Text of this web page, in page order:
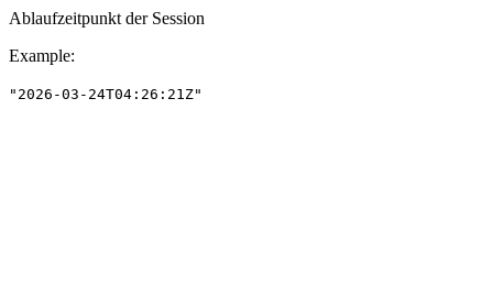
Ablaufzeitpunkt der Session
Example:
"2026-03-24T04:26:21Z"